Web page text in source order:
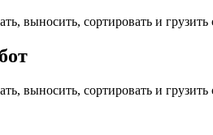
выносить, сортировать и
выносить, сортировать и